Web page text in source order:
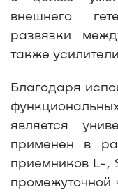
внешнего
развязки
также
Благодаря
является
применен в
приемников L-,
промежуточной